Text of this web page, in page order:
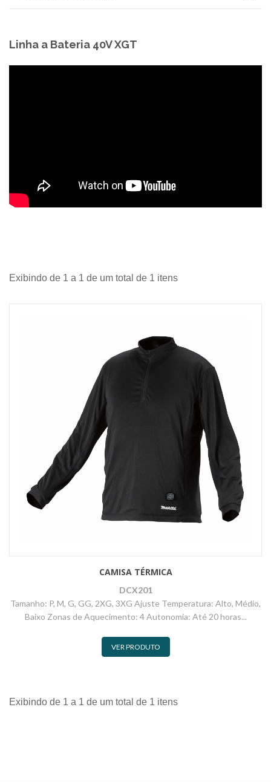
Linha a Bateria 40V XGT
Exibindo de 1 a 1 de um total de 1 itens
CAMISA TÉRMICA
DCX201
Tamanho: P, M, G, GG, 2XG, 3XG Ajuste Temperatura: Alto, Médio,
Baixo Zonas de Aquecimento: 4 Autonomia: Até 20 horas...
VER PRODUTO
Exibindo de 1 a 1 de um total de 1 itens